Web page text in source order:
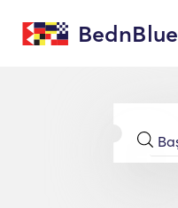
BednBlue